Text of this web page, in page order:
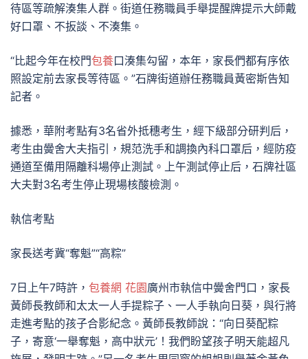
待區等疏解湊集人群。街道任務職員手舉提醒牌提示大師戴
好口罩、不扳談、不湊集。
“比起今年在校門包養口湊集勾留，本年，家長們都有序依
照設定前去家長等待區。”石牌街道辦任務職員黃密斯告知
記者。
據悉，華附考點有3名省外抵穗考生，經下級部分研判后，
考生由黌舍大夫指引，規范洗手和調換內科口罩后，經防疫
通道至備用隔離科場停止測試。上午測試停止后，石牌社區
大夫對3名考生停止現場核酸檢測。
執信考點
家長送考冀“奪魁”“高粽”
7日上午7時許， 包養網 花園廣州市執信中黌舍門口，家長
黃師長教師和太太一人手提粽子、一人手執向日葵，與行將
走進考點的孩子合影紀念。黃師長教師說：“向日葵配粽
子，寄意‘一舉奪魁，高中狀元’！我們盼望孩子明天能超凡